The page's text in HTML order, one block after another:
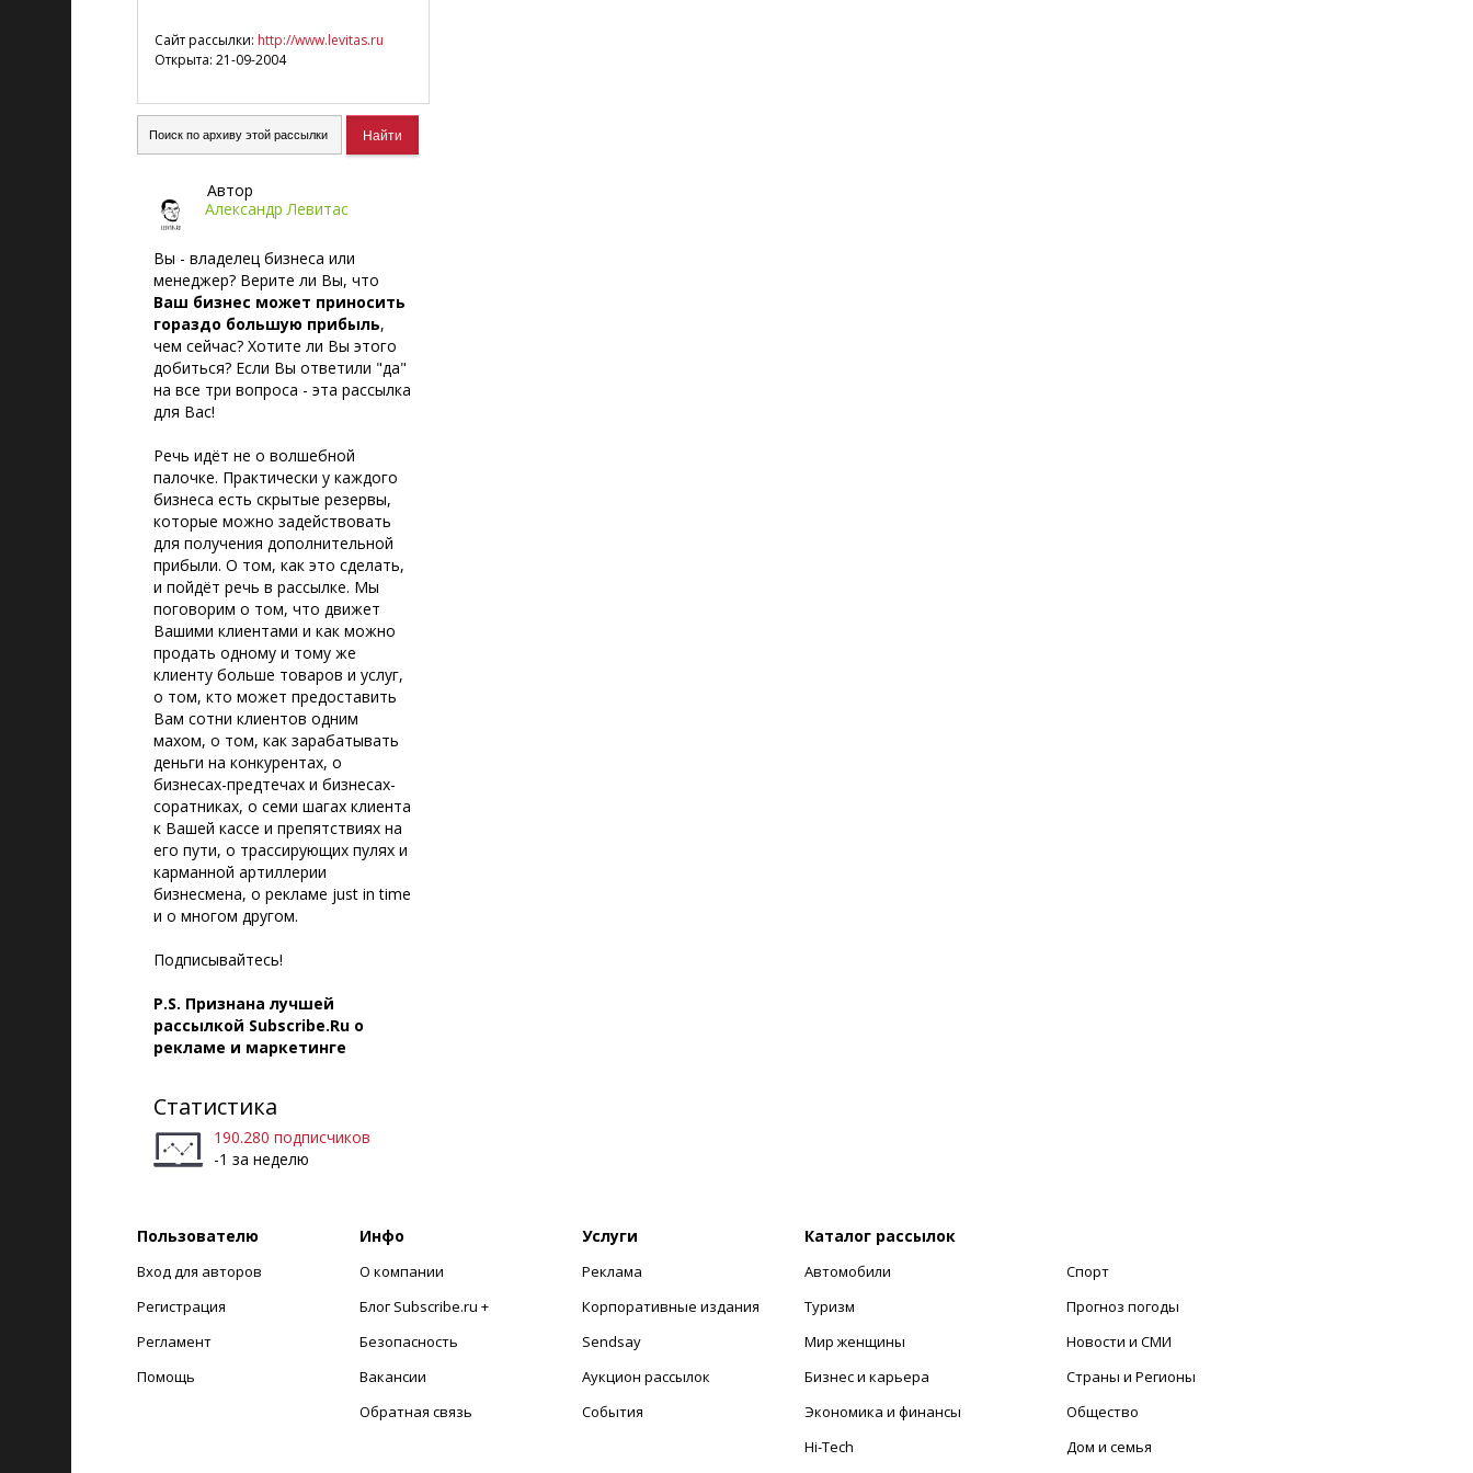
Сайт рассылки: http://www.levitas.ru
Открыта: 21-09-2004
Автор
Александр Левитас
Вы - владелец бизнеса или
менеджер? Верите ли Вы, что
Ваш бизнес может приносить
гораздо большую прибыль,
чем сейчас? Хотите ли Вы этого
добиться? Если Вы ответили "да"
на все три вопроса - эта рассылка
для Вас!
Речь идёт не о волшебной
палочке. Практически у каждого
бизнеса есть скрытые резервы,
которые можно задействовать
для получения дополнительной
прибыли. О том, как это сделать,
и пойдёт речь в рассылке. Мы
поговорим о том, что движет
Вашими клиентами и как можно
продать одному и тому же
клиенту больше товаров и услуг,
о том, кто может предоставить
Вам сотни клиентов одним
махом, о том, как зарабатывать
деньги на конкурентах, о
бизнесах-предтечах и бизнесах-
соратниках, о семи шагах клиента
к Вашей кассе и препятствиях на
его пути, о трассирующих пулях и
карманной артиллерии
бизнесмена, о рекламе just in time
и о многом другом.
Подписывайтесь!
P.S. Признана лучшей
рассылкой Subscribe.Ru о
рекламе и маркетинге
Статистика
190.280 подписчиков
-1 за неделю
Пользователю
Вход для авторов
Регистрация
Регламент
Помощь
Инфо
О компании
Блог Subscribe.ru +
Безопасность
Вакансии
Обратная связь
Услуги
Реклама
Корпоративные издания
Sendsay
Аукцион рассылок
События
Каталог рассылок
Автомобили
Туризм
Мир женщины
Бизнес и карьера
Экономика и финансы
Hi-Tech
Спорт
Прогноз погоды
Новости и СМИ
Страны и Регионы
Общество
Дом и семья